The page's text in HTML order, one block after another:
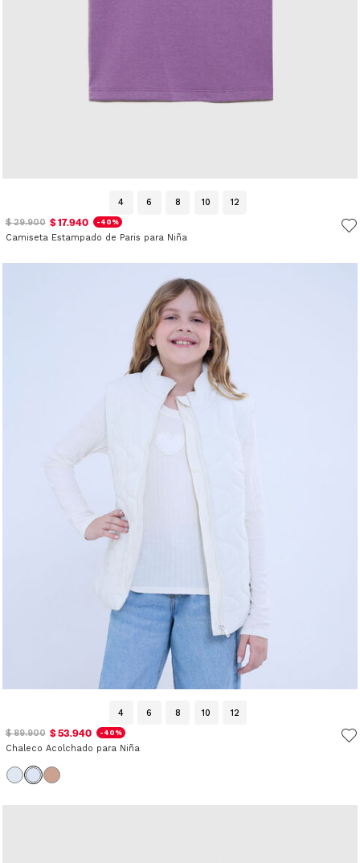
4 6 8 10
12
$ 29.900 $ 17.940 -40%
Camiseta Estampado de Paris para Niña
4 6 8 10
12
$ 89.900 $ 53.940 -40%
Chaleco Acolchado para Niña